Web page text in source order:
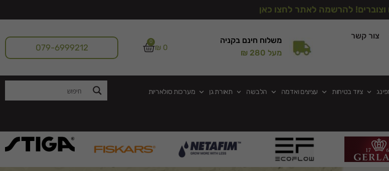
וצוברים! להרשמה לאתר לחצו כאן
צור קשר
משלוח חינם בקניה
מעל 280 ₪
₪0
0
079-6999212
ציוד בטיחות עציצים ואדמה הלבשה תאורת גן מערכות סולאריות